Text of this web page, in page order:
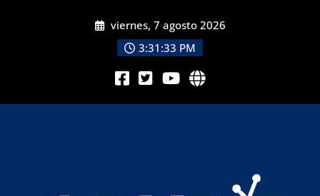
viernes, 7 agosto 2026
3:31:34 PM